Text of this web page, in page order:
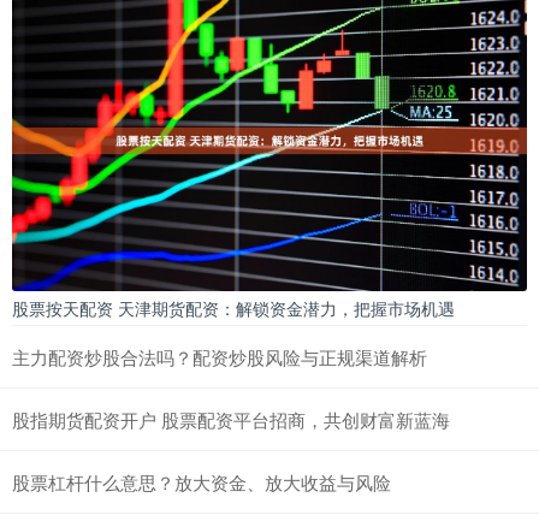
股票按天配资 天津期货配资：解锁资金潜力，把握市场机遇
主力配资炒股合法吗？配资炒股风险与正规渠道解析
股指期货配资开户 股票配资平台招商，共创财富新蓝海
股票杠杆什么意思？放大资金、放大收益与风险